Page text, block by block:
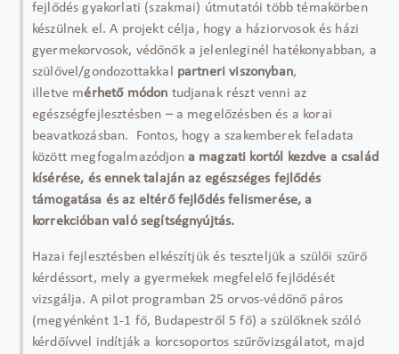
fejlődés gyakorlati (szakmai) útmutatói több témakörben
készülnek el. A projekt célja, hogy a háziorvosok és házi
gyermekorvosok, védőnők a jelenleginél hatékonyabban, a
szülővel/gondozottakkal partneri viszonyban,
illetve mérhető módon tudjanak részt venni az
egészségfejlesztésben – a megelőzésben és a korai
beavatkozásban. Fontos, hogy a szakemberek feladata
között megfogalmazódjon a magzati kortól kezdve a család
kísérése, és ennek talaján az egészséges fejlődés
támogatása és az eltérő fejlődés felismerése, a
korrekcióban való segítségnyújtás.
Hazai fejlesztésben elkészítjük és teszteljük a szülői szűrő
kérdéssort, mely a gyermekek megfelelő fejlődését
vizsgálja. A pilot programban 25 orvos-védőnő páros
(megyénként 1-1 fő, Budapestről 5 fő) a szülőknek szóló
kérdőívvel indítják a korcsoportos szűrővizsgálatot, majd